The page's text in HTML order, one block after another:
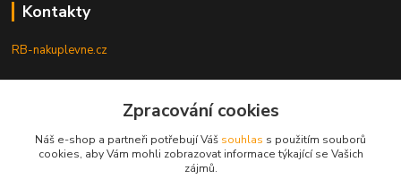
Kontakty
RB-nakuplevne.cz
+420 222722421
info@rb-nakuplevne.cz
Zpracování cookies
Náš e-shop a partneři potřebují Váš souhlas s použitím souborů
cookies, aby Vám mohli zobrazovat informace týkající se Vašich
zájmů.